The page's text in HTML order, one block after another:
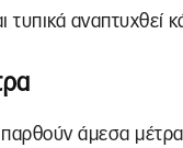
τυπικά αναπτυχθεί
παρθούν άμεσα